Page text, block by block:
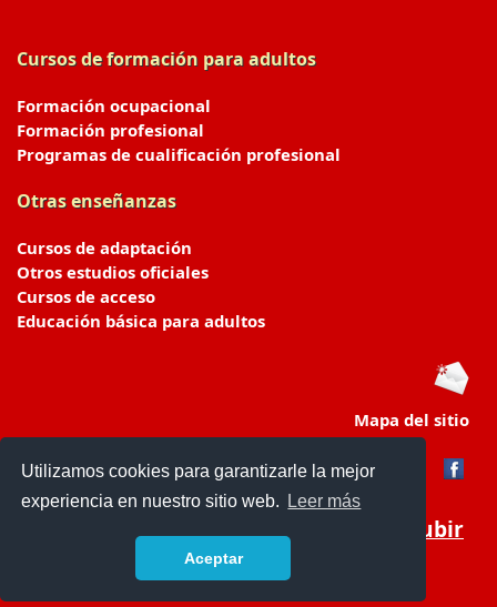
Utilizamos cookies para garantizarle la mejor
experiencia en nuestro sitio web.
Leer más
Aceptar
Cursos de formación para adultos
Formación ocupacional
Formación profesional
Programas de cualificación profesional
Otras enseñanzas
Cursos de adaptación
Otros estudios oficiales
Cursos de acceso
Educación básica para adultos
Mapa del sitio
Subir